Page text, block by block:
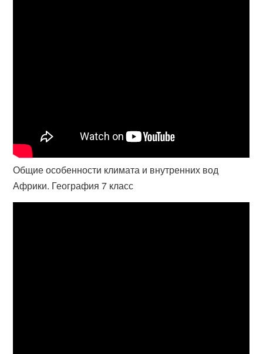
Общие особенности климата и внутренних вод
Африки. География 7 класс